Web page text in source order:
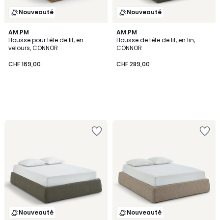
Nouveauté
AM.PM
Housse pour tête de lit, en
velours, CONNOR
CHF 169,00
Nouveauté
AM.PM
Housse de tête de lit, en lin,
CONNOR
CHF 289,00
Nouveauté Nouveauté